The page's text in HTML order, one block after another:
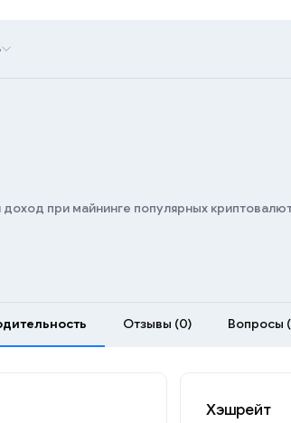
при майнинге популярных
Отзывы (0) Вопросы
Хэшрейт